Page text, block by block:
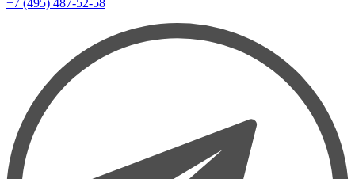
+7 (495) 487-52-58